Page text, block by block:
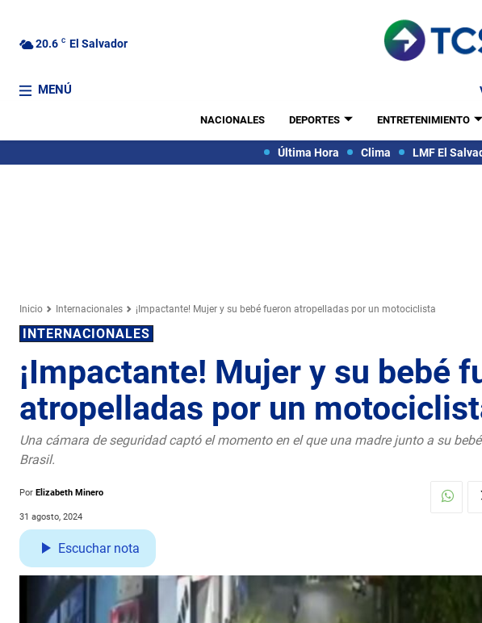
20.6 C El Salvador
MENÚ
NACIONALES DEPORTES ENTRETENIMIENTO
Última Hora Clima LMF El
Inicio Internacionales ¡Impactante! Mujer y su bebé fueron atropelladas por un motociclista
INTERNACIONALES
¡Impactante! Mujer y su bebé
atropelladas por un
Una cámara de seguridad captó el momento en el que una madre junto a su
Brasil.
Por Elizabeth Minero
31 agosto, 2024
Escuchar nota